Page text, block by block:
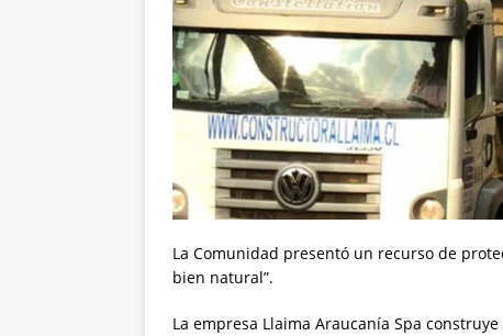
La Comunidad presentó un recurso de
bien natural”.
La empresa Llaima Araucanía Spa